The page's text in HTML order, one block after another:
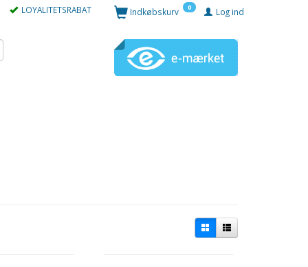
LOYALITETSRABAT Log ind
Indkøbskurv 0